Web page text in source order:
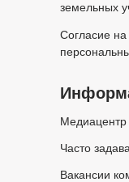
Медиацентр
Часто
земельных
Вакансии
Согласие на